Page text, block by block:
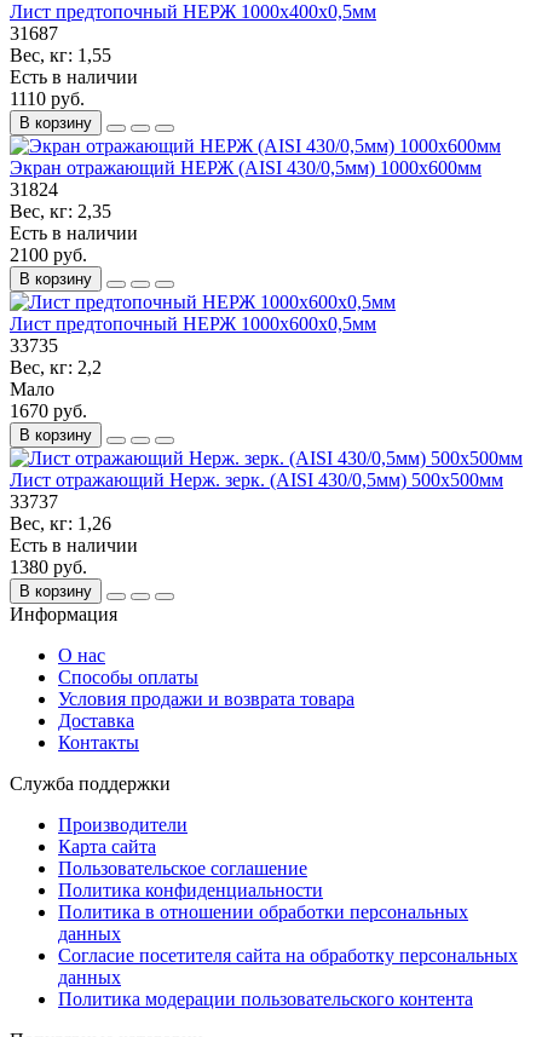
Лист предтопочный НЕРЖ 1000х400х0,5мм
31687
Вес, кг: 1,55
Есть в наличии
1110 руб.
В корзину
Экран отражающий НЕРЖ (AISI 430/0,5мм) 1000х600мм
31824
Вес, кг: 2,35
Есть в наличии
2100 руб.
В корзину
Лист предтопочный НЕРЖ 1000х600х0,5мм
33735
Вес, кг: 2,2
Мало
1670 руб.
В корзину
Лист отражающий Нерж. зерк. (AISI 430/0,5мм) 500х500мм
33737
Вес, кг: 1,26
Есть в наличии
1380 руб.
В корзину
Информация
О нас
Способы оплаты
Условия продажи и возврата товара
Доставка
Контакты
Служба поддержки
Производители
Карта сайта
Пользовательское соглашение
Политика конфиденциальности
Политика в отношении обработки персональных
данных
Согласие посетителя сайта на обработку персональных
данных
Политика модерации пользовательского контента